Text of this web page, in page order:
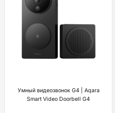
Умный видеозвонок G4 | Aqara
Smart Video Doorbell G4